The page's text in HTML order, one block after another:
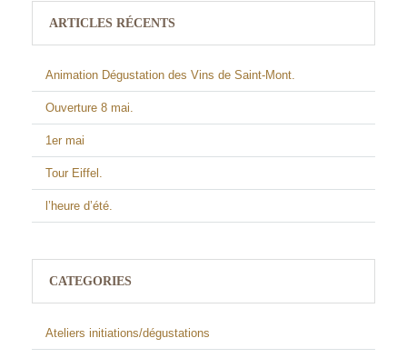
ARTICLES RÉCENTS
Animation Dégustation des Vins de Saint-Mont.
Ouverture 8 mai.
1er mai
Tour Eiffel.
l’heure d’été.
CATEGORIES
Ateliers initiations/dégustations